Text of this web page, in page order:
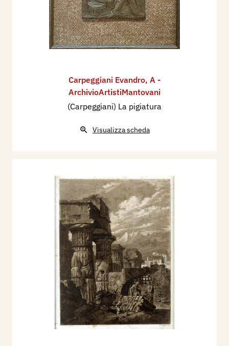
Carpeggiani Evandro, A -
ArchivioArtistiMantovani
(Carpeggiani) La pigiatura
Visualizza scheda